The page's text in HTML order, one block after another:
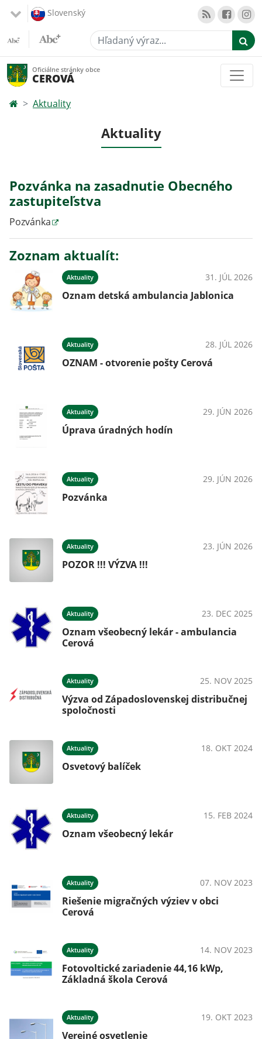
Slovenský
Hľadaný výraz...
Oficiálne stránky obce
CEROVÁ
Aktuality
Aktuality
Pozvánka na zasadnutie Obecného
zastupiteľstva
Pozvánka
Zoznam aktualít:
Aktuality 31. JÚL 2026
Oznam detská ambulancia Jablonica
Aktuality 28. JÚL 2026
OZNAM - otvorenie pošty Cerová
Aktuality 29. JÚN 2026
Úprava úradných hodín
Aktuality 29. JÚN 2026
Pozvánka
Aktuality 23. JÚN 2026
POZOR !!! VÝZVA !!!
Aktuality 23. DEC 2025
Oznam všeobecný lekár - ambulancia
Cerová
Aktuality 25. NOV 2025
Výzva od Západoslovenskej distribučnej
spoločnosti
Aktuality 18. OKT 2024
Osvetový balíček
Aktuality 15. FEB 2024
Oznam všeobecný lekár
Aktuality 07. NOV 2023
Riešenie migračných výziev v obci
Cerová
Aktuality 14. NOV 2023
Fotovoltické zariadenie 44,16 kWp,
Základná škola Cerová
Aktuality 19. OKT 2023
Verejné osvetlenie